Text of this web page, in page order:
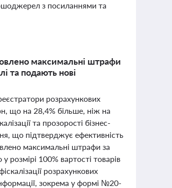
з посиланнями та
максимальні штрафи
та подають нові
розрахункових
що на 28,4% більше, ніж на
та прозорості бізнес-
що підтверджує ефективність
максимальні штрафи за
100% вартості товарів
розрахункових
зокрема у формі №20-